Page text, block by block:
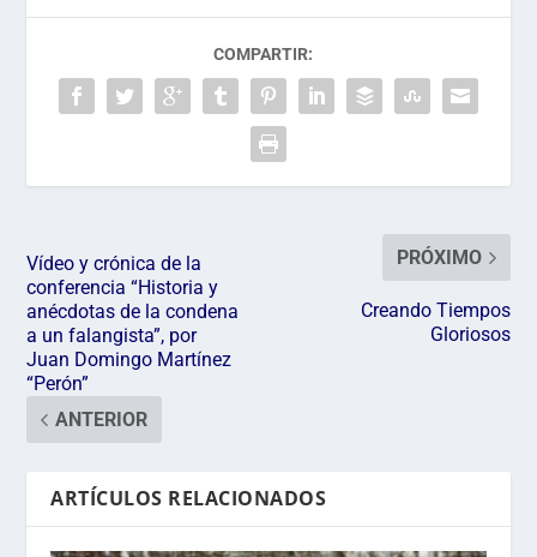
COMPARTIR:
Vídeo y crónica de la
conferencia “Historia y
anécdotas de la condena
a un falangista”, por
Juan Domingo Martínez
“Perón”
ANTERIOR
PRÓXIMO
Creando Tiempos
Gloriosos
ARTÍCULOS RELACIONADOS